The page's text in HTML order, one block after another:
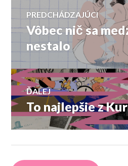
Navigácia
v
článku
PREDCHÁDZAJÚCI
Predchádzajúci
článok:
Vôbec nič sa
nestalo
ĎALEJ
Ďalší
článok:
To najlepšie z